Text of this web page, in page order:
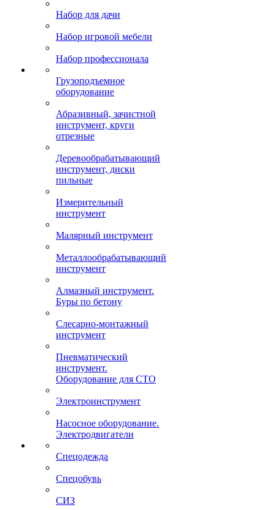
Набор для дачи
Набор игровой мебели
Набор профессионала
Грузоподъемное
оборудование
Абразивный, зачистной
инструмент, круги
отрезные
Деревообрабатывающий
инструмент, диски
пильные
Измерительный
инструмент
Малярный инструмент
Металлообрабатывающий
инструмент
Алмазный инструмент.
Буры по бетону
Слесарно-монтажный
инструмент
Пневматический
инструмент.
Оборудование для СТО
Электроинструмент
Насосное оборудование.
Электродвигатели
Спецодежда
Спецобувь
СИЗ